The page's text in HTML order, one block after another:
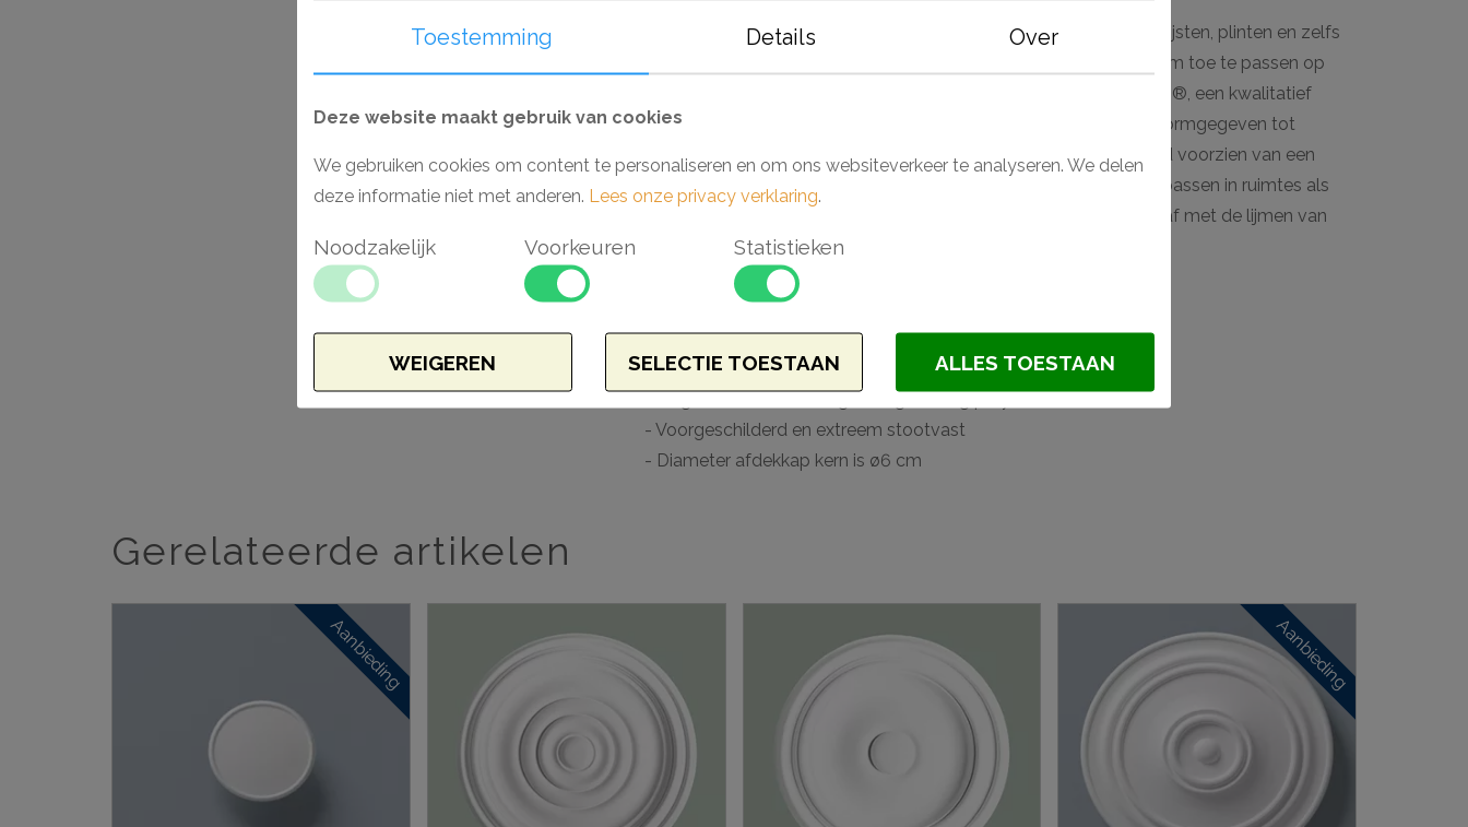
De Luxxus serie van Orac bevat topkwaliteit plafondlijsten, wandlijsten, plinten en zelfs
lambrisering die gemaakt zijn om langdurig mee te gaan. Ideaal om toe te passen op
plekken waar de lijst stootvast moet zijn. Gemaakt van Purotouch®, een kwalitatief
polyurethaan dat het zijn enorm hoge densiteit geeft. Van strak vormgegeven tot
prachtige bewerkingen. De Luxxus serie is watervast en standaard voorzien van een
primer. Perfect geschikt om, wanneer deze zijn afgewerkt, toe te passen in ruimtes als
badkamers en keukens. Monteer en werk het geheel gemakkelijk af met de lijmen van
Decofix (Orac) en Adefix (NMC).
Waarom kiezen voor een Luxxus Purotouch® rozet?
- Makkelijk verwerkbaar
- Toepasbaar in vochtige ruimtes
- Hoge dichtheid vanwege hoogwaardig polyurethaan
- Voorgeschilderd en extreem stootvast
- Diameter afdekkap kern is ø6 cm
Gerelateerde artikelen
Aanbieding Aanbieding
Toestemming Details Over
Deze website maakt gebruik van cookies
We gebruiken cookies om content te personaliseren en om ons websiteverkeer te analyseren. We delen
deze informatie niet met anderen. Lees onze privacy verklaring.
Noodzakelijk Voorkeuren Statistieken
WEIGEREN SELECTIE TOESTAAN ALLES TOESTAAN